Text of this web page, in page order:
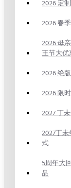
2026 定
2026 春
2026 母
王节大优
2026 绝
2026 限
2027 丁
2027丁
式
5周年大
品